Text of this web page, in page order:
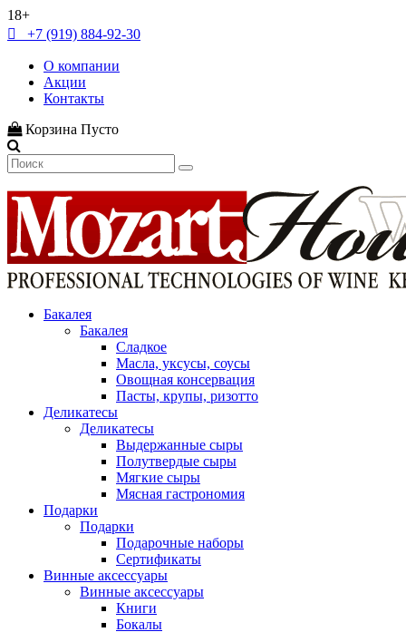
18+
+7 (919) 884-92-30
О компании
Акции
Контакты
Корзина Пусто
Бакалея
Бакалея
Сладкое
Масла, уксусы, соусы
Овощная консервация
Пасты, крупы, ризотто
Деликатесы
Деликатесы
Выдержанные сыры
Полутвердые сыры
Мягкие сыры
Мясная гастрономия
Подарки
Подарки
Подарочные наборы
Сертификаты
Винные аксессуары
Винные аксессуары
Книги
Бокалы